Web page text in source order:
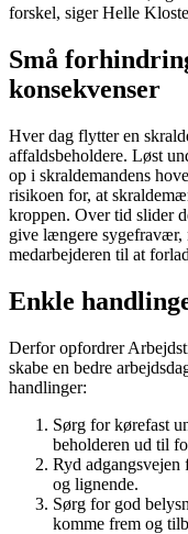
forskel, siger Helle
Små
konsekvenser
Hver dag flytter en
affaldsbeholdere. Løst
op i skraldemandens
risikoen for, at
kroppen. Over tid slider
give længere sygefravær,
medarbejderen til at
Enkle
Derfor opfordrer
skabe en bedre
handlinger:
Sørg for kørefast
beholderen ud til
Ryd adgangsvejen
og lignende.
Sørg for god
komme frem og